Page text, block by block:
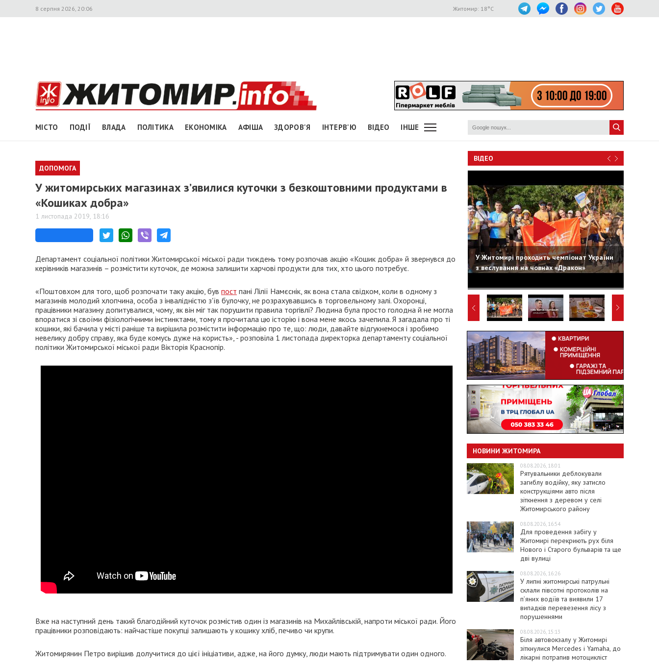
8 серпня 2026, 20:06 Житомир: 18°C
МІСТО ПОДІЇ ВЛАДА ПОЛІТИКА ЕКОНОМІКА АФІША ЗДОРОВ'Я ІНТЕРВ'Ю ВІДЕО ІНШЕ
ДОПОМОГА
У житомирських магазинах з’явилися куточки з безкоштовними продуктами в
«Кошиках добра»
1 листопада 2019, 18:16
Департамент соціальної політики Житомирської міської ради тиждень тому розпочав акцію «Кошик добра» й звернувся до
керівників магазинів – розмістити куточок, де можна залишити харчові продукти для тих, хто цього потребує.
«Поштовхом для того, щоб розпочати таку акцію, був пост пані Лілії Намєснік, як вона стала свідком, коли в одному з
магазинів молодий хлопчина, особа з інвалідністю з'їв булочку, не розрахувавшись в торговельному залі. Охоронці,
працівники магазину допитувалися, чому, як він міг так порушити правила торгівлі? Людина була просто голодна й не могла
впоратися зі своїми фізіологічними інстинктами, тому я прочитала цю історію і вона мене якось зачепила. Я загадала про ті
кошики, які бачила у місті раніше та вирішила розмістити інформацію про те, що: люди, давайте відгукнемося і зробимо
невелику добру справу, яка буде комусь дуже на користь», - розповіла 1 листопада директорка департаменту соціальної
політики Житомирської міської ради Вікторія Краснопір.
Вже на наступний день такий благодійний куточок розмістив один із магазинів на Михайлівській, напроти міської ради. Його
працівники розповідають: найчастіше покупці залишають у кошику хліб, печиво чи крупи.
Житомирянин Петро вирішив долучитися до цієї ініціативи, адже, на його думку, люди мають підтримувати один одного.
ВІДЕО
У Житомирі проходить чемпіонат України
з веслування на човнах «Дракон»
НОВИНИ ЖИТОМИРА
08.08.2026, 18:01
Рятувальники деблокували
загиблу водійку, яку затисло
конструкціями авто після
зіткнення з деревом у селі
Житомирського району
08.08.2026, 16:54
Для проведення забігу у
Житомирі перекриють рух біля
Нового і Старого бульварів та ще
дві вулиці
08.08.2026, 16:26
У липні житомирські патрульні
склали півсотні протоколів на
пʼяних водіїв та виявили 17
випадків перевезення лісу з
порушеннями
08.08.2026, 15:13
Біля автовокзалу у Житомирі
зіткнулися Mercedes і Yamaha, до
лікарні потрапив мотоцикліст